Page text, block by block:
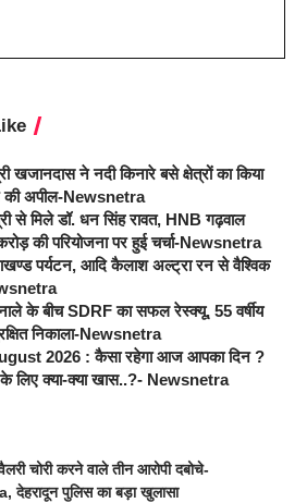
खजानदास ने नदी किनारे बसे क्षेत्रों का किया
की अपील-Newsnetra
से मिले डॉ. धन सिंह रावत, HNB गढ़वाल
की परियोजना पर हुई चर्चा-Newsnetra
पर्यटन, आदि कैलाश अल्ट्रा रन से वैश्विक
नाले के बीच SDRF का सफल रेस्क्यू, 55 वर्षीय
निकाला-Newsnetra
2026 : कैसा रहेगा आज आपका दिन ?
लिए क्या-क्या खास..?- Newsnetra
चोरी करने वाले तीन आरोपी दबोचे-
,देहरादून पुलिस का बड़ा खुलासा